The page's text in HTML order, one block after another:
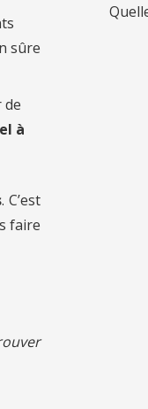
sûre
de
à
. C’est
faire